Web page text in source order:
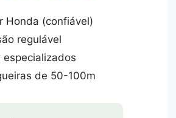
Honda (confiável)
regulável
especializados
de 50-100m